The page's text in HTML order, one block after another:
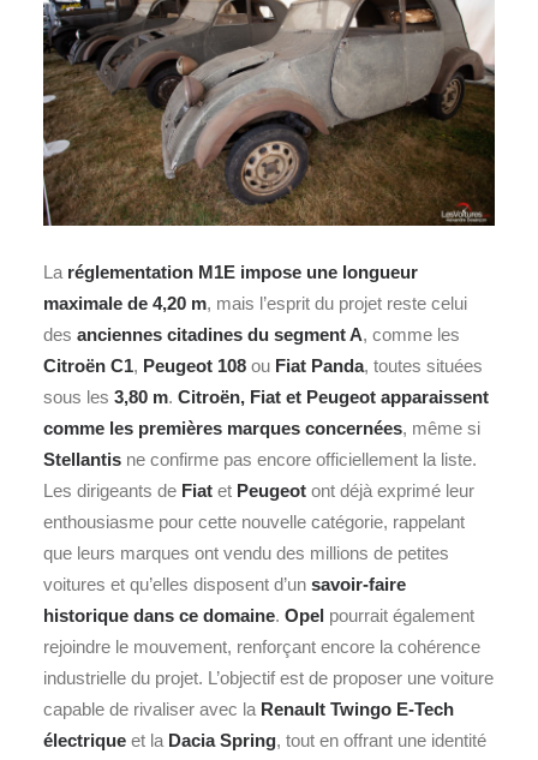
La réglementation M1E impose une longueur
maximale de 4,20 m, mais l’esprit du projet reste celui
des anciennes citadines du segment A, comme les
Citroën C1, Peugeot 108 ou Fiat Panda, toutes situées
sous les 3,80 m. Citroën, Fiat et Peugeot apparaissent
comme les premières marques concernées, même si
Stellantis ne confirme pas encore officiellement la liste.
Les dirigeants de Fiat et Peugeot ont déjà exprimé leur
enthousiasme pour cette nouvelle catégorie, rappelant
que leurs marques ont vendu des millions de petites
voitures et qu’elles disposent d’un savoir‑faire
historique dans ce domaine. Opel pourrait également
rejoindre le mouvement, renforçant encore la cohérence
industrielle du projet. L’objectif est de proposer une voiture
capable de rivaliser avec la Renault Twingo E‑Tech
électrique et la Dacia Spring, tout en offrant une identité